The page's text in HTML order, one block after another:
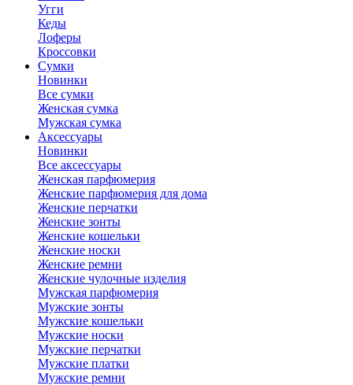
Угги
Кеды
Лоферы
Кроссовки
Сумки
Новинки
Все сумки
Женская сумка
Мужская сумка
Аксессуары
Новинки
Все аксессуары
Женская парфюмерия
Женские парфюмерия для дома
Женские перчатки
Женские зонты
Женские кошельки
Женские носки
Женские ремни
Женские чулочные изделия
Мужская парфюмерия
Мужские зонты
Мужские кошельки
Мужские носки
Мужские перчатки
Мужские платки
Мужские ремни